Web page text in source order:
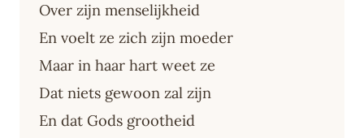
Over zijn menselijkheid
En voelt ze zich zijn moeder
Maar in haar hart weet ze
Dat niets gewoon zal zijn
En dat Gods grootheid